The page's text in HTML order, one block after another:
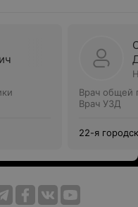
Врач общей
Врач УЗД
22-я